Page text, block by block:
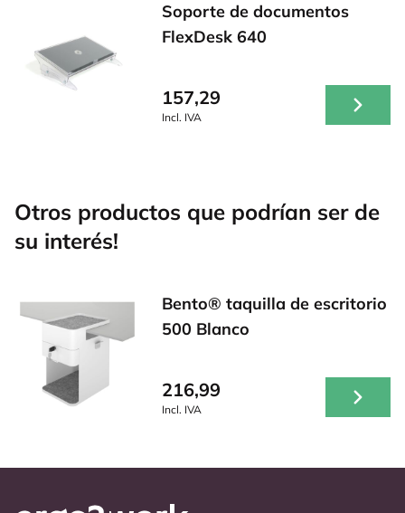
Soporte de documentos
FlexDesk 640
157,29
Incl. IVA
Otros productos que podrían ser de
su interés!
Bento® taquilla de escritorio
500 Blanco
216,99
Incl. IVA